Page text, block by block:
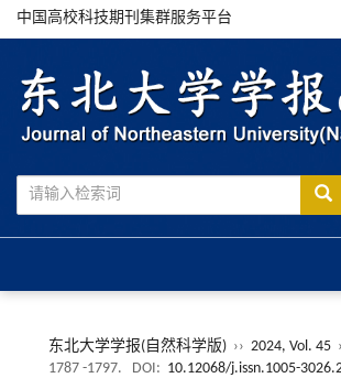
中国高校科技期刊集群服务平台
东北大学学报(自然科学版) ›› 2024, Vol. 45
1787 -1797.
DOI: 10.12068/j.issn.1005-